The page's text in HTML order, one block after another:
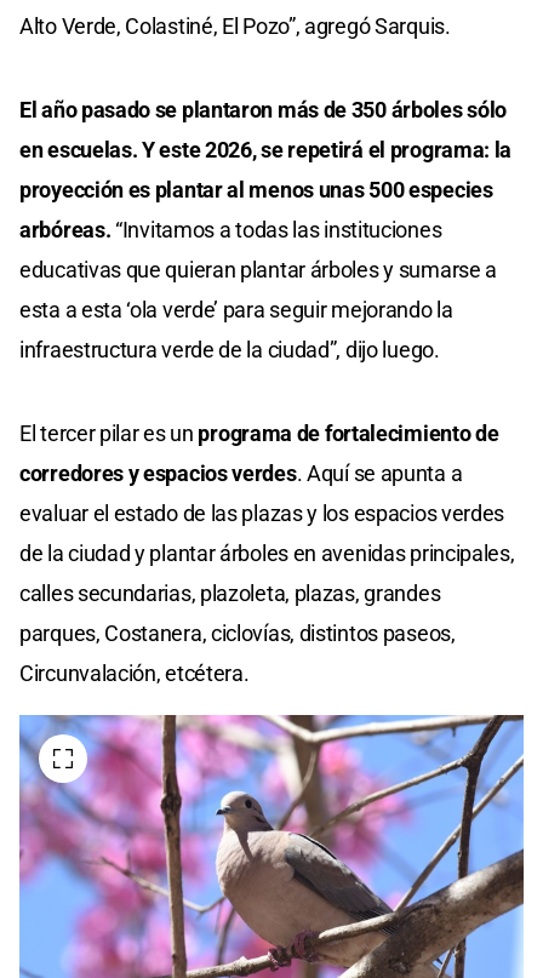
Alto Verde, Colastiné, El Pozo”, agregó Sarquis.
El año pasado se plantaron más de 350 árboles sólo
en escuelas. Y este 2026, se repetirá el programa: la
proyección es plantar al menos unas 500 especies
arbóreas. “Invitamos a todas las instituciones
educativas que quieran plantar árboles y sumarse a
esta a esta ‘ola verde’ para seguir mejorando la
infraestructura verde de la ciudad”, dijo luego.
El tercer pilar es un programa de fortalecimiento de
corredores y espacios verdes. Aquí se apunta a
evaluar el estado de las plazas y los espacios verdes
de la ciudad y plantar árboles en avenidas principales,
calles secundarias, plazoleta, plazas, grandes
parques, Costanera, ciclovías, distintos paseos,
Circunvalación, etcétera.